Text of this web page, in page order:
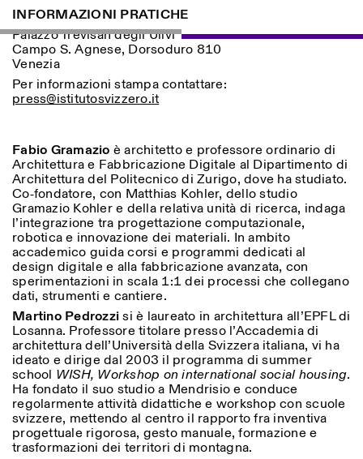
Designed by Dallas
INFORMAZIONI PRATICHE
Palazzo Trevisan degli Ulivi
Campo S. Agnese, Dorsoduro 810
Venezia
Per informazioni stampa contattare:
press@istitutosvizzero.it
Fabio Gramazio è architetto e professore ordinario di
Architettura e Fabbricazione Digitale al Dipartimento di
Architettura del Politecnico di Zurigo, dove ha studiato.
Co‑fondatore, con Matthias Kohler, dello studio
Gramazio Kohler e della relativa unità di ricerca, indaga
l’integrazione tra progettazione computazionale,
robotica e innovazione dei materiali. In ambito
accademico guida corsi e programmi dedicati al
design digitale e alla fabbricazione avanzata, con
sperimentazioni in scala 1:1 dei processi che collegano
dati, strumenti e cantiere.
Martino Pedrozzisi è laureato in architettura all’EPFL di
Losanna. Professore titolare presso l’Accademia di
architettura dell’Università della Svizzera italiana, vi ha
ideato e dirige dal 2003 il programma di summer
school WISH, Workshop on international social housing.
Ha fondato il suo studio a Mendrisio e conduce
regolarmente attività didattiche e workshop con scuole
svizzere, mettendo al centro il rapporto fra inventiva
progettuale rigorosa, gesto manuale, formazione e
trasformazioni dei territori di montagna.